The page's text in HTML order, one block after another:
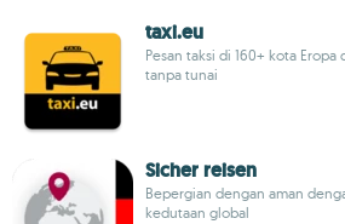
taxi.eu
Pesan taksi di 160+ kota
tanpa tunai
Sicher reisen
Bepergian dengan aman
kedutaan global